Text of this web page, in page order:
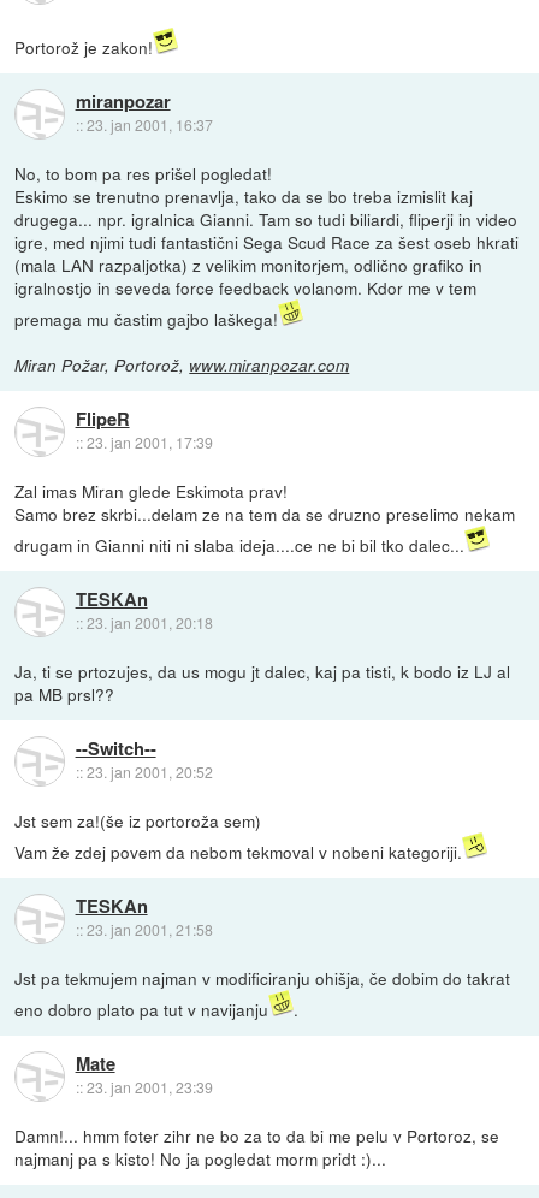
Portorož je zakon!
miranpozar
::23. jan 2001, 16:37
No, to bom pa res prišel pogledat!
Eskimo se trenutno prenavlja, tako da se bo treba izmislit kaj
drugega... npr. igralnica Gianni. Tam so tudi biliardi, fliperji in video
igre, med njimi tudi fantastični Sega Scud Race za šest oseb hkrati
(mala LAN razpaljotka) z velikim monitorjem, odlično grafiko in
igralnostjo in seveda force feedback volanom. Kdor me v tem
premaga mu častim gajbo laškega!
Miran Požar, Portorož, www.miranpozar.com
FlipeR
::23. jan 2001, 17:39
Zal imas Miran glede Eskimota prav!
Samo brez skrbi...delam ze na tem da se druzno preselimo nekam
drugam in Gianni niti ni slaba ideja....ce ne bi bil tko dalec...
TESKAn
::23. jan 2001, 20:18
Ja, ti se prtozujes, da us mogu jt dalec, kaj pa tisti, k bodo iz LJ al
pa MB prsl??
--Switch--
::23. jan 2001, 20:52
Jst sem za!(še iz portoroža sem)
Vam že zdej povem da nebom tekmoval v nobeni kategoriji.
TESKAn
::23. jan 2001, 21:58
Jst pa tekmujem najman v modificiranju ohišja, če dobim do takrat
eno dobro plato pa tut v navijanju
.
Mate
::23. jan 2001, 23:39
Damn!... hmm foter zihr ne bo za to da bi me pelu v Portoroz, se
najmanj pa s kisto! No ja pogledat morm pridt :)...